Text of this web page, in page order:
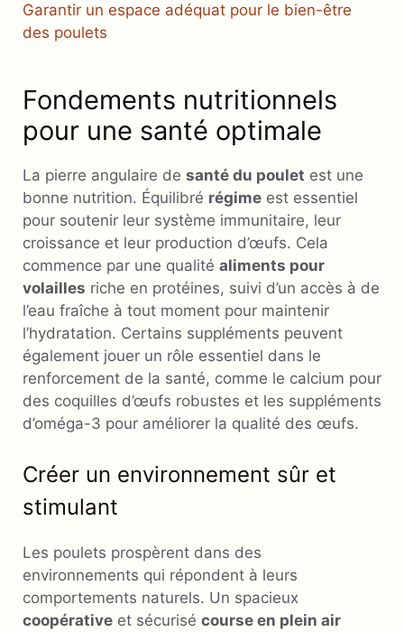
Garantir un espace adéquat pour le bien-être
des poulets
Fondements nutritionnels
pour une santé optimale
La pierre angulaire de santé du poulet est une
bonne nutrition. Équilibré régime est essentiel
pour soutenir leur système immunitaire, leur
croissance et leur production d’œufs. Cela
commence par une qualité aliments pour
volailles riche en protéines, suivi d’un accès à de
l’eau fraîche à tout moment pour maintenir
l’hydratation. Certains suppléments peuvent
également jouer un rôle essentiel dans le
renforcement de la santé, comme le calcium pour
des coquilles d’œufs robustes et les suppléments
d’oméga-3 pour améliorer la qualité des œufs.
Créer un environnement sûr et
stimulant
Les poulets prospèrent dans des
environnements qui répondent à leurs
comportements naturels. Un spacieux
coopérative et sécurisé course en plein air